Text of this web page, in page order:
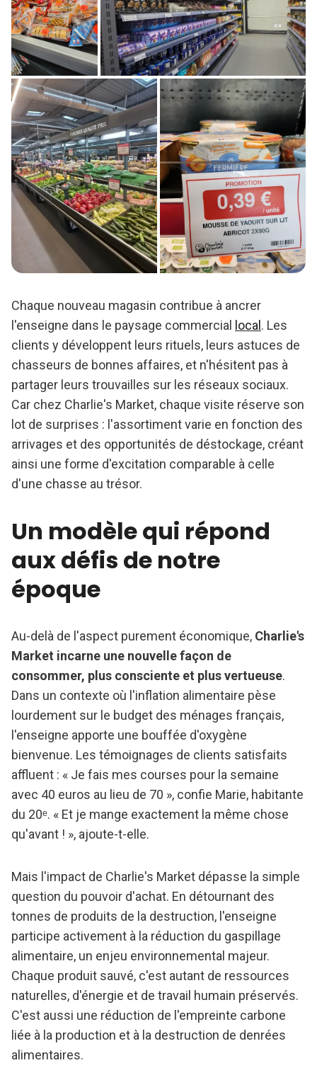
Chaque nouveau magasin contribue à ancrer
l'enseigne dans le paysage commercial
local . Les
clients y développent leurs rituels, leurs astuces de
chasseurs de bonnes affaires, et n'hésitent pas à
partager leurs trouvailles sur les réseaux sociaux.
Car chez Charlie's Market, chaque visite réserve son
lot de surprises : l'assortiment varie en fonction des
arrivages et des opportunités de déstockage, créant
ainsi une forme d'excitation comparable à celle
d'une chasse au trésor.
Un modèle qui répond
aux défis de notre
époque
Au-delà de l'aspect purement économique, Charlie's
Market incarne une nouvelle façon de
consommer, plus consciente et plus vertueuse.
Dans un contexte où l'inflation alimentaire pèse
lourdement sur le budget des ménages français,
l'enseigne apporte une bouffée d'oxygène
bienvenue. Les témoignages de clients satisfaits
affluent : « Je fais mes courses pour la semaine
avec 40 euros au lieu de 70 », confie Marie, habitante
du 20ᵉ. « Et je mange exactement la même chose
qu'avant ! », ajoute-t-elle.
Mais l'impact de Charlie's Market dépasse la simple
question du pouvoir d'achat. En détournant des
tonnes de produits de la destruction, l'enseigne
participe activement à la réduction du gaspillage
alimentaire, un enjeu environnemental majeur.
Chaque produit sauvé, c'est autant de ressources
naturelles, d'énergie et de travail humain préservés.
C'est aussi une réduction de l'empreinte carbone
liée à la production et à la destruction de denrées
alimentaires.